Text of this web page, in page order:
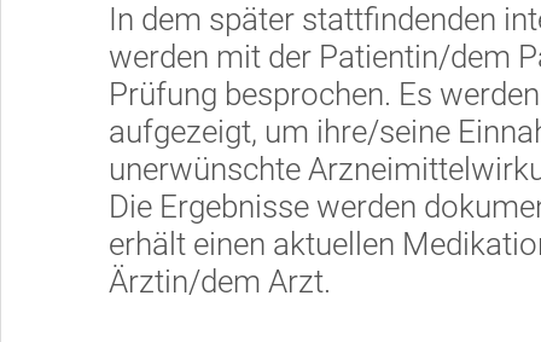
In dem später stattfindenden
werden mit der Patientin/dem
Prüfung besprochen. Es
aufgezeigt, um ihre/seine
unerwünschte
Die Ergebnisse werden
erhält einen aktuellen
Ärztin/dem Arzt.